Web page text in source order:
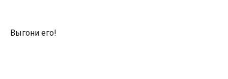
Выгони его!